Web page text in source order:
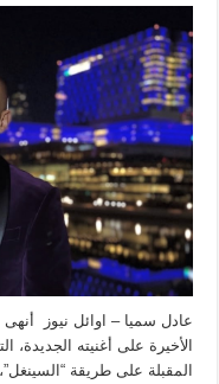
عادل سميا – اوائل نيوز
الأخيرة على أغنيته الجديدة،
المقبلة على طريقة